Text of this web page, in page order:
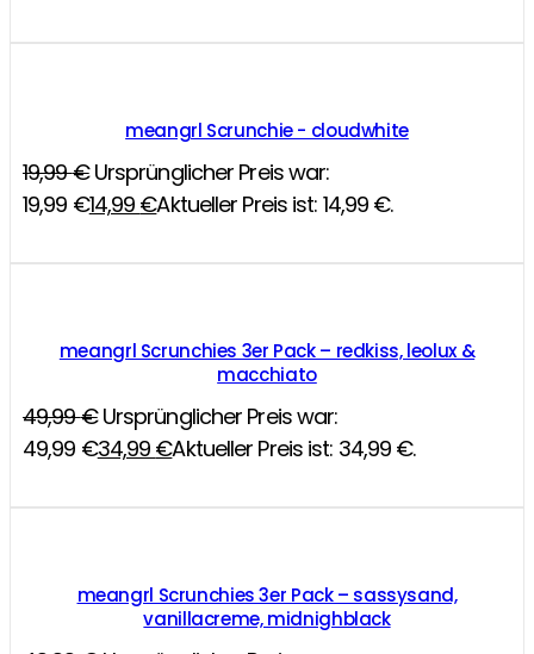
meangrl Scrunchie - cloudwhite
19,99€ Ursprünglicher Preis war:
19,99 €14,99 €Aktueller Preis ist: 14,99 €.
meangrl Scrunchies 3er Pack – redkiss, leolux &
macchiato
49,99€ Ursprünglicher Preis war:
49,99 €34,99 €Aktueller Preis ist: 34,99 €.
meangrl Scrunchies 3er Pack – sassysand,
vanillacreme, midnighblack